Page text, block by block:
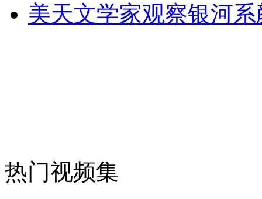
安徽一实载49人客车翻车
美天文学家观察银河
热门视频集